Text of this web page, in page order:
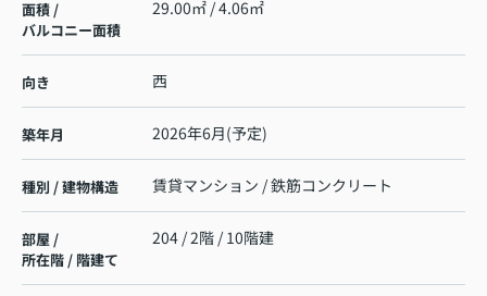
面積 /
バルコニー面積
29.00㎡ / 4.06㎡
向き 西
築年月 2026年6月(予定)
種別 / 建物構造 賃貸マンション / 鉄筋コンクリート
部屋 /
所在階 / 階建て
204 / 2階 / 10階建